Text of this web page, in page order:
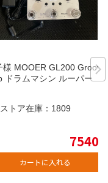
様 MOOER GL200 Groove
ドラムマシン ルーパー
トア在庫： 1809
7540
カートに入れる